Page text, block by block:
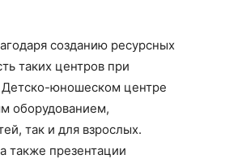
созданию ресурсных
таких центров при
Детско-юношеском центре
оборудованием,
так и для взрослых.
также презентации